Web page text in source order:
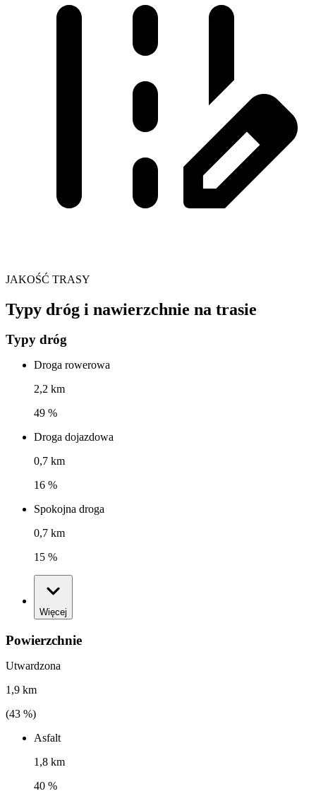
JAKOŚĆ TRASY
Typy dróg i nawierzchnie na trasie
Typy dróg
Droga rowerowa
2,2 km
49 %
Droga dojazdowa
0,7 km
16 %
Spokojna droga
0,7 km
15 %
Więcej
Powierzchnie
Utwardzona
1,9 km
(43 %)
Asfalt
1,8 km
40 %